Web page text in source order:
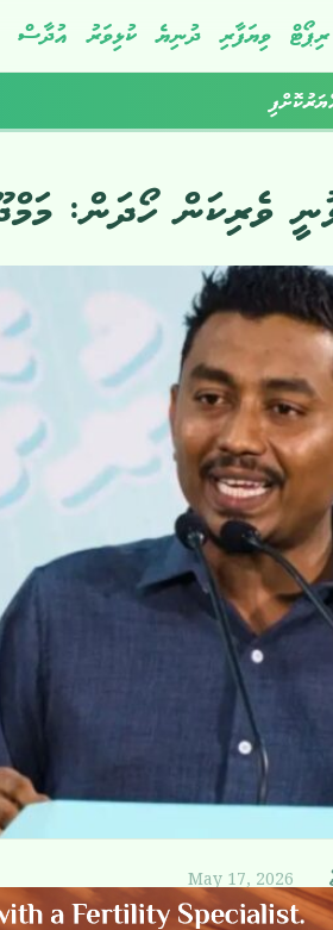
ރިޕޯޓް ވިޔަފާރި ދުނިޔެ ކުޅިވަރު އުދާސް
ވެރިކަން ހޯދަން:
May 17, 2026